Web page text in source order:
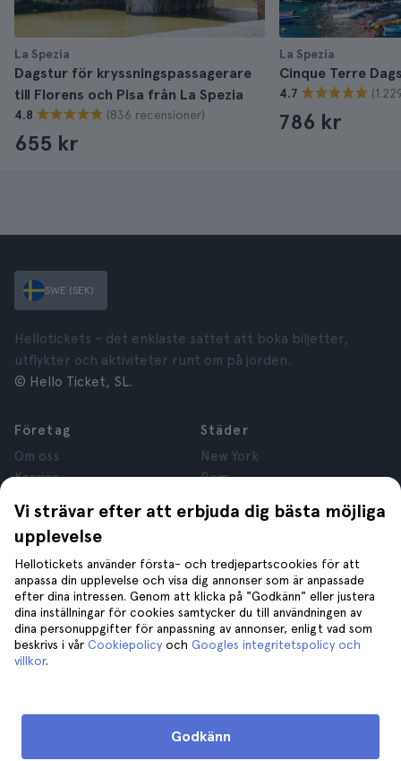
La Spezia
Dagstur för kryssningspassagerare
till Florens och Pisa från La Spezia
4.8 (836 recensioner)
655 kr
La Spezia
Cinque Terre
4.7
786 kr
Vi strävar efter att erbjuda dig bästa möjliga
upplevelse
Hellotickets använder första- och tredjepartscookies för att
anpassa din upplevelse och visa dig annonser som är anpassade
efter dina intressen. Genom att klicka på "Godkänn" eller justera
dina inställningar för cookies samtycker du till användningen av
dina personuppgifter för anpassning av annonser, enligt vad som
beskrivs i vår Cookiepolicy och Googles integritetspolicy och
villkor.
Godkänn
SWE (SEK)
Hellotickets – det enklaste sättet att boka biljetter,
utflykter och aktiviteter runt om på jorden.
© Hello Ticket, SL.
Företag
Om oss
Karriär
Recensioner
Sekretess
Regler och villkor
Juridisk Rådgivning
Cookies
Städer
New York
Rom
London
Kraków
Tenerife
Hjälp
Gå med oss på